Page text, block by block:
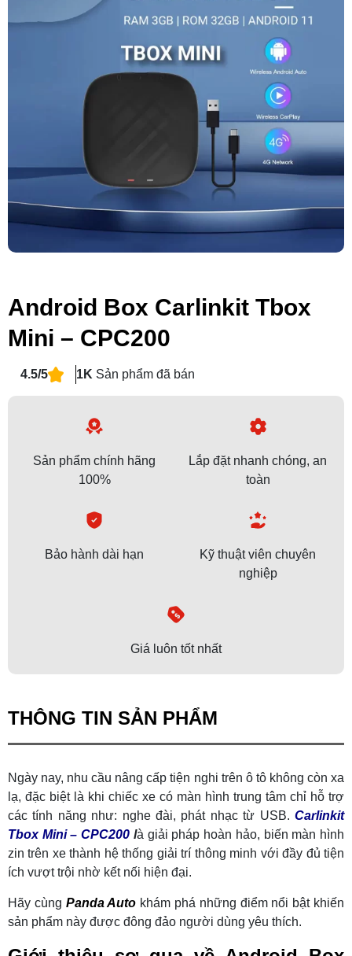
Android Box Carlinkit Tbox
Mini – CPC200
4.5/5 1K Sản phẩm đã bán
Sản phẩm chính hãng
100%
Lắp đặt nhanh chóng, an
toàn
Bảo hành dài hạn
Kỹ thuật viên chuyên
nghiệp
Giá luôn tốt nhất
THÔNG TIN SẢN PHẨM
Ngày nay, nhu cầu nâng cấp tiện nghi trên ô tô không còn xa
lạ, đặc biệt là khi chiếc xe có màn hình trung tâm chỉ hỗ trợ
các tính năng như: nghe đài, phát nhạc từ USB. Carlinkit
Tbox Mini – CPC200 là giải pháp hoàn hảo, biến màn hình
zin trên xe thành hệ thống giải trí thông minh với đầy đủ tiện
ích vượt trội nhờ kết nối hiện đại.
Hãy cùng Panda Auto khám phá những điểm nổi bật khiến
sản phẩm này được đông đảo người dùng yêu thích.